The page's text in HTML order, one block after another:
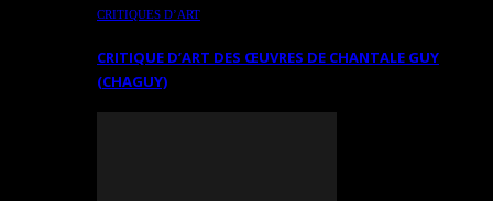
CRITIQUES D’ART
CRITIQUE D’ART DES ŒUVRES DE CHANTALE GUY
(CHAGUY)